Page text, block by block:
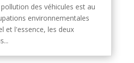
des véhicules est au
environnementales
et l'essence, les deux